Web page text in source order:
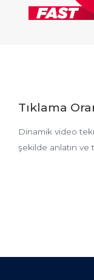
Tıklama
Dinamik video
şekilde anlatın ve